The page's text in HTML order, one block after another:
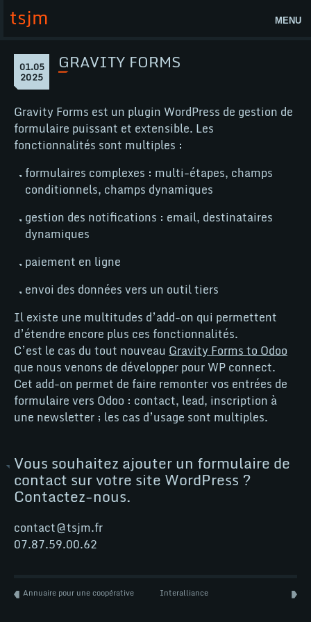
au
contenu
tsjm MENU
Accueil
Actualités
Lab
tsjm
Nos compétences
WordPress
Page
Gravity
Forms
01.05
2025
mai
GRAVITY FORMS
Gravity Forms est un plugin WordPress de gestion de
formulaire puissant et extensible. Les
fonctionnalités sont multiples :
formulaires complexes : multi-étapes, champs
conditionnels, champs dynamiques
gestion des notifications : email, destinataires
dynamiques
paiement en ligne
envoi des données vers un outil tiers
Il existe une multitudes d’add-on qui permettent
d’étendre encore plus ces fonctionnalités.
C’est le cas du tout nouveau Gravity Forms to Odoo
que nous venons de développer pour WP connect.
Cet add-on permet de faire remonter vos entrées de
formulaire vers Odoo : contact, lead, inscription à
une newsletter ; les cas d’usage sont multiples.
Vous souhaitez ajouter un formulaire de
contact sur votre site WordPress ?
Contactez-nous.
contact@tsjm.fr
07.87.59.00.62
Annuaire pour une coopérative Interalliance
tsjm tsjm
@
NEWS
Wordpress